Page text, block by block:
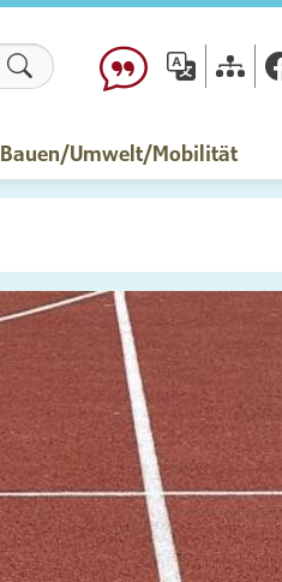
Formularschaltfläche
Bauen/Umwelt/Mobilität